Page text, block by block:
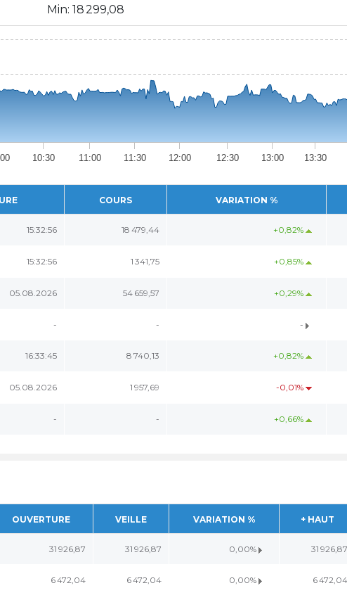
Min: 18 299,08
10:30 11:00 11:30 12:00 12:30 13:00 13:30
COURS VARIATION %
15:32:56 18 479,44 +0,82%
15:32:56 1 341,75 +0,85%
05.08.2026 54 659,57 +0,29%
- - -
16:33:45 8 740,13 +0,82%
05.08.2026 1 957,69 -0,01%
- - +0,66%
OUVERTURE VEILLE VARIATION % + HAUT
31 926,87 31 926,87 0,00% 31 926,87
6 472,04 6 472,04 0,00% 6 472,04